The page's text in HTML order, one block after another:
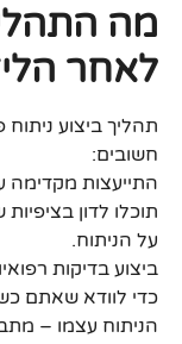
מה
לאחר
תהליך ביצוע
חשובים:
התייעצות
תוכלו לדון
על הניתוח.
ביצוע בדיקות
כדי לוודא שאתם
הניתוח עצמו –